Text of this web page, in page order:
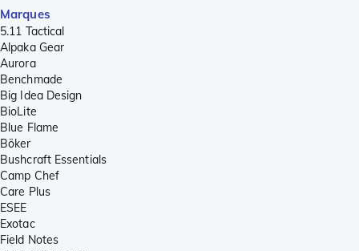
Marques
5.11 Tactical
Alpaka Gear
Aurora
Benchmade
Big Idea Design
BioLite
Blue Flame
Böker
Bushcraft Essentials
Camp Chef
Care Plus
ESEE
Exotac
Field Notes